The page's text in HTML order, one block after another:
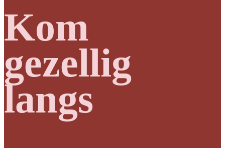
Kom
gezellig
langs